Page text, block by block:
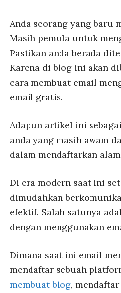
Anda seorang yang baru
Masih pemula untuk
Pastikan anda berada
Karena di blog ini akan
cara membuat email
email gratis.
Adapun artikel ini
anda yang masih awam
dalam mendaftarkan
Di era modern saat ini
dimudahkan
efektif. Salah satunya
dengan menggunakan
Dimana saat ini email
mendaftar sebuah
membuat blog, mendaftar